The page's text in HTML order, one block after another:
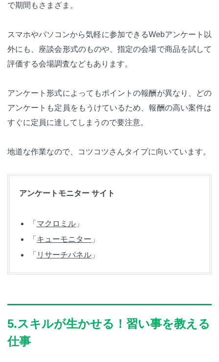
で期間もさまざま。
スマホやパソコンから気軽に参加できるWebアンケート以
外にも、座談会形式のものや、指定の会場で商品を試して
評価する会場調査などもあります。
アンケート形式によってもポイントの報酬が異なり、どの
アンケートも定員をもうけているため、報酬の高い案件は
すぐに定員に達してしまうので要注意。
地道な作業なので、コツコツさんタイプに向いています。
アンケートモニター サイト
「 マクロミル 」
「 キューモニター 」
「 リサーチパネル 」
5.スキルが生かせる！習い事を教える
仕事